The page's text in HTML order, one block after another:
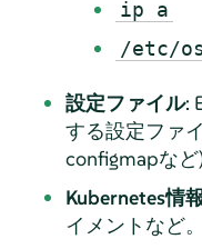
ip a
/etc/
設定ファイル:
する設定ファ
configmapなど)
Kubernetes情
イメントなど。